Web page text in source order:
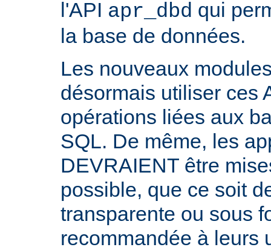
l'API apr_dbd qui
la base de données.
Les nouveaux
désormais utiliser ces
opérations liées aux
SQL. De même, les
DEVRAIENT être
possible, que ce soit
transparente ou sous
recommandée à leurs